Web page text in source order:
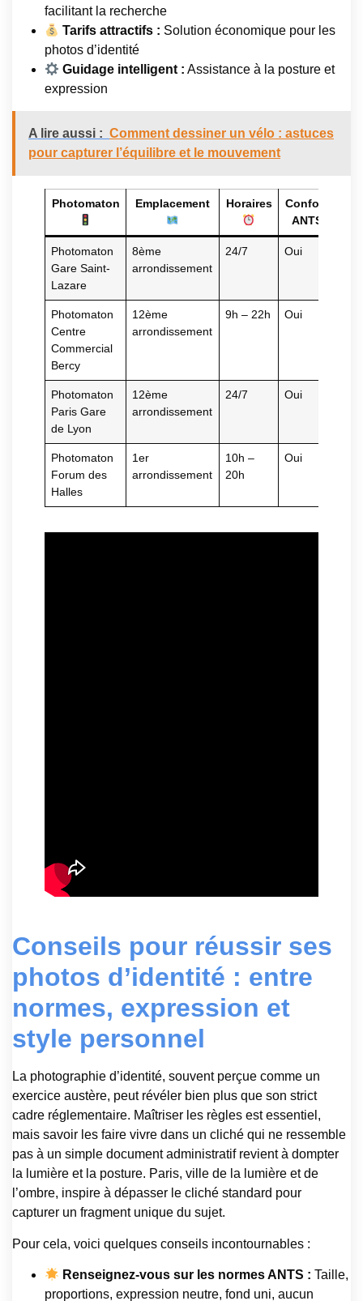
facilitant la recherche
Tarifs attractifs : Solution économique pour les
photos d’identité
Guidage intelligent : Assistance à la posture et
expression
A lire aussi : Comment dessiner un vélo : astuces
pour capturer l’équilibre et le mouvement
Photomaton Emplacement Horaires
Conformité
ANTS
Photomaton
Gare Saint-
Lazare
8ème
arrondissement
24/7 Oui
Photomaton
Centre
Commercial
Bercy
12ème
arrondissement
9h – 22h Oui
Photomaton
Paris Gare
de Lyon
12ème
arrondissement
24/7 Oui
Photomaton
Forum des
Halles
1er
arrondissement
10h –
20h
Oui
Conseils pour réussir ses
photos d’identité : entre
normes, expression et
style personnel
La photographie d’identité, souvent perçue comme un
exercice austère, peut révéler bien plus que son strict
cadre réglementaire. Maîtriser les règles est essentiel,
mais savoir les faire vivre dans un cliché qui ne ressemble
pas à un simple document administratif revient à dompter
la lumière et la posture. Paris, ville de la lumière et de
l’ombre, inspire à dépasser le cliché standard pour
capturer un fragment unique du sujet.
Pour cela, voici quelques conseils incontournables :
Renseignez-vous sur les normes ANTS : Taille,
proportions, expression neutre, fond uni, aucun